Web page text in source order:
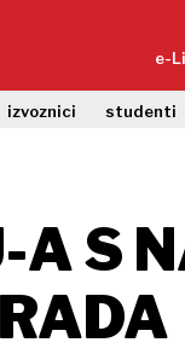
e-
izvoznici studenti
A S